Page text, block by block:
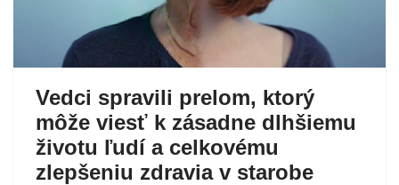
Vedci spravili prelom, ktorý
môže viesť k zásadne dlhšiemu
životu ľudí a celkovému
zlepšeniu zdravia v starobe